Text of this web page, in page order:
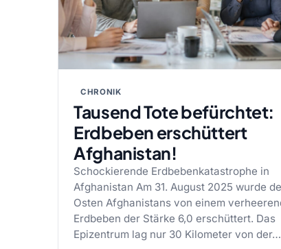
CHRONIK
Tausend Tote befürchtet:
Erdbeben erschüttert
Afghanistan!
Schockierende Erdbebenkatastrophe in
Afghanistan Am 31. August 2025 wurde
Osten Afghanistans von einem
Erdbeben der Stärke 6,0 erschüttert. Das
Epizentrum lag nur 30 Kilometer von der…